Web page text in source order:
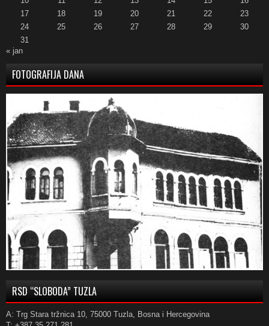
17
18 19 20 21 22
23
24
25 26 27 28 29
30
31
« jan
FOTOGRAFIJA DANA
RSD “SLOBODA” TUZLA
A: Trg Stara tržnica 10, 75000 Tuzla, Bosna i Hercegovina